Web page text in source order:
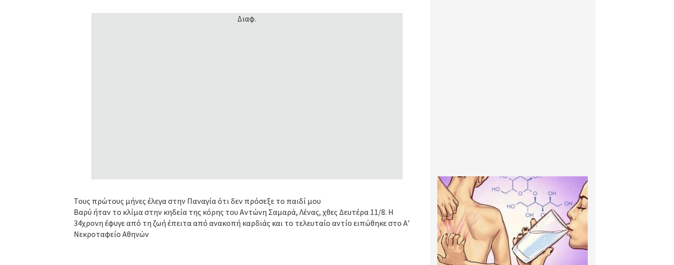
Διαφ.
Τους πρώτους μήνες έλεγα στην Παναγία ότι δεν πρόσεξε το παιδί μου
Βαρύ ήταν το κλίμα στην κηδεία της κόρης του Αντώνη Σαμαρά, Λένας, χθες Δευτέρα 11/8. Η
34χρονη έφυγε από τη ζωή έπειτα από ανακοπή καρδιάς και το τελευταίο αντίο ειπώθηκε στο Α’
Νεκροταφείο Αθηνών